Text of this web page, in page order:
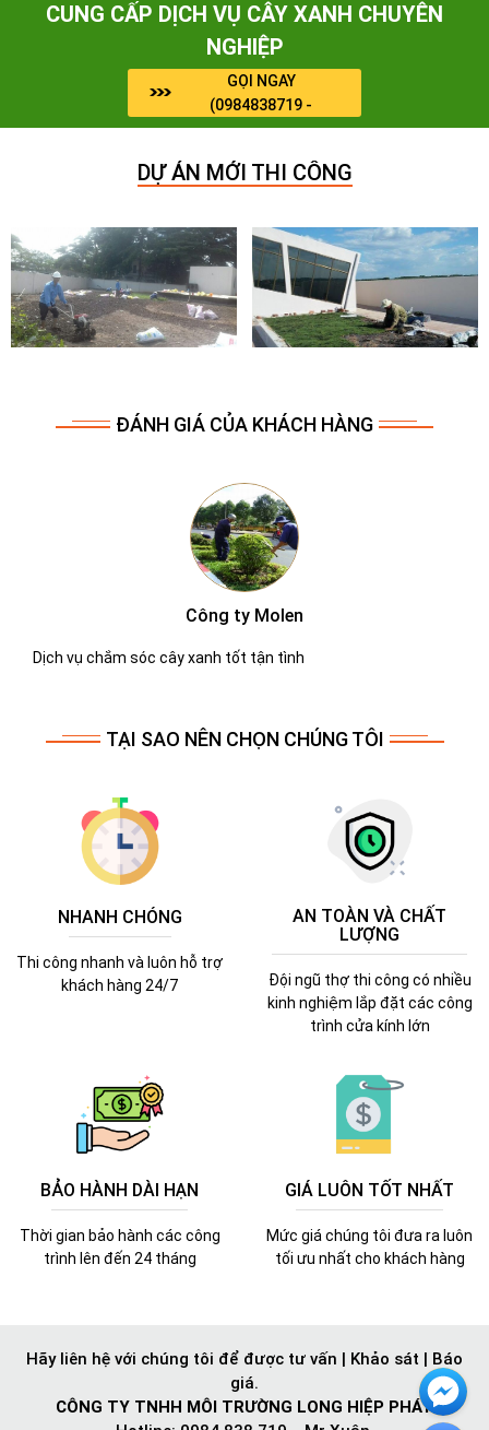
CUNG CẤP DỊCH VỤ CÂY XANH CHUYÊN
NGHIỆP
GỌI NGAY
(0984838719 -
0964909071)
DỰ ÁN MỚI THI CÔNG
ĐÁNH GIÁ CỦA KHÁCH HÀNG
Công ty Molen
Dịch vụ chắm sóc cây xanh tốt tận tình
TẠI SAO NÊN CHỌN CHÚNG TÔI
NHANH CHÓNG
Thi công nhanh và luôn hỗ trợ
khách hàng 24/7
AN TOÀN VÀ CHẤT
LƯỢNG
Đội ngũ thợ thi công có nhiều
kinh nghiệm lắp đặt các công
trình cửa kính lớn
BẢO HÀNH DÀI HẠN
Thời gian bảo hành các công
trình lên đến 24 tháng
GIÁ LUÔN TỐT NHẤT
Mức giá chúng tôi đưa ra luôn
tối ưu nhất cho khách hàng
Hãy liên hệ với chúng tôi để được tư vấn | Khảo sát | Báo
giá.
CÔNG TY TNHH MÔI TRƯỜNG LONG HIỆP PHÁT